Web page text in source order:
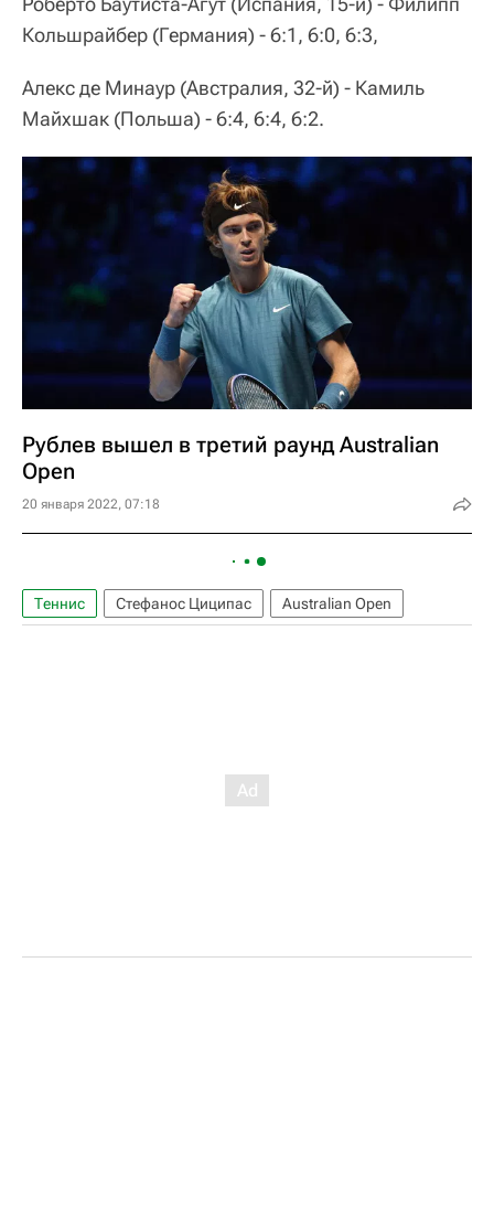
Кольшрайбер (Германия) - 6:1, 6:0, 6:3,
Алекс де Минаур (Австралия, 32-й) - Камиль
Майхшак (Польша) - 6:4, 6:4, 6:2.
Рублев вышел в третий раунд Australian
Open
20 января 2022, 07:18
Теннис Стефанос Циципас Australian Open